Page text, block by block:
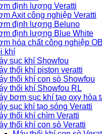
định lượng Veratti
Axit công nghiệp Veratti
định lượng Beluno
định lượng Blue White
hóa chất công nghiệp
khí
sục khí Showfou
thổi khí piston veratti
thổi khí con sò Showfou
thổi khí Showfou RL
bơm sục khí tạo oxy hòa
sục khí tạo sóng Veratti
thổi khí chìm Veratti
thổi khí con sò Veratti